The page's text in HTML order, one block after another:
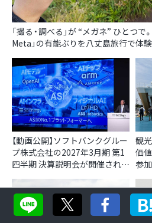
「撮る・調べる」が “メガネ” ひとつ
Meta」の有能ぶりを八丈島旅行で体験
【動画公開】ソフトバンクグルー
プ株式会社の2027年3月期 第1
四半期 決算説明会が開催されま
した
観
価
参